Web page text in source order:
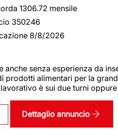
1306.72 mensile
350246
8/8/2026
anche senza esperienza da
prodotti alimentari per la
è sui due turni
Dettaglio annuncio